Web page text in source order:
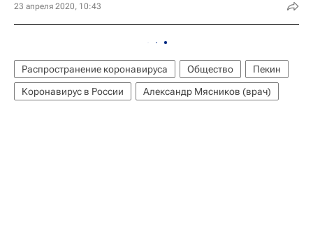
23 апреля 2020, 10:43
Распространение коронавируса Общество
Пекин
Коронавирус в России
Александр Мясников (врач)